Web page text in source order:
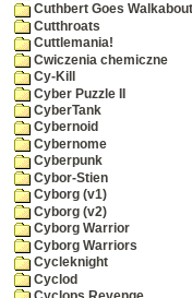
Cuthbert Goes Walkabout
Cutthroats
Cuttlemania!
Cwiczenia chemiczne
Cy-Kill
Cyber Puzzle II
CyberTank
Cybernoid
Cybernome
Cyberpunk
Cybor-Stien
Cyborg (v1)
Cyborg (v2)
Cyborg Warrior
Cyborg Warriors
Cycleknight
Cyclod